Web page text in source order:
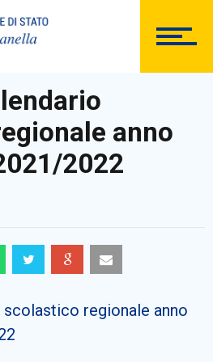
anno
2022
regionale anno